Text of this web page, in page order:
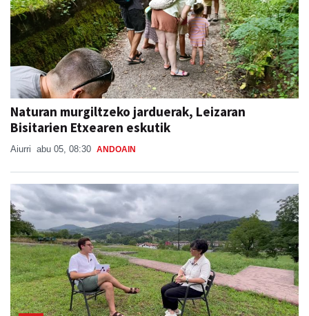
Naturan murgiltzeko jarduerak, Leizaran
Bisitarien Etxearen eskutik
Aiurri abu 05, 08:30 ANDOAIN